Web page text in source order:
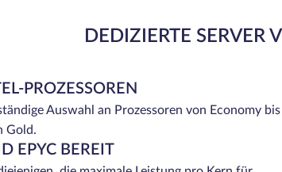
DEDIZIERTE SERVER
PROZESSOREN
Auswahl an Prozessoren von Economy bis
Gold.
EPYC BEREIT